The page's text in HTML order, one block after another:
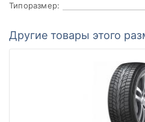
Типоразмер:
Другие товары этого